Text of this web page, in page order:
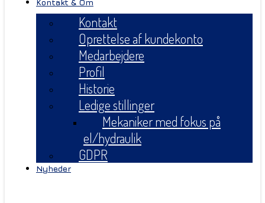
Kontakt & Om
Kontakt
Oprettelse af kundekonto
Medarbejdere
Profil
Historie
Ledige stillinger
Mekaniker med fokus på
el/hydraulik
GDPR
Nyheder